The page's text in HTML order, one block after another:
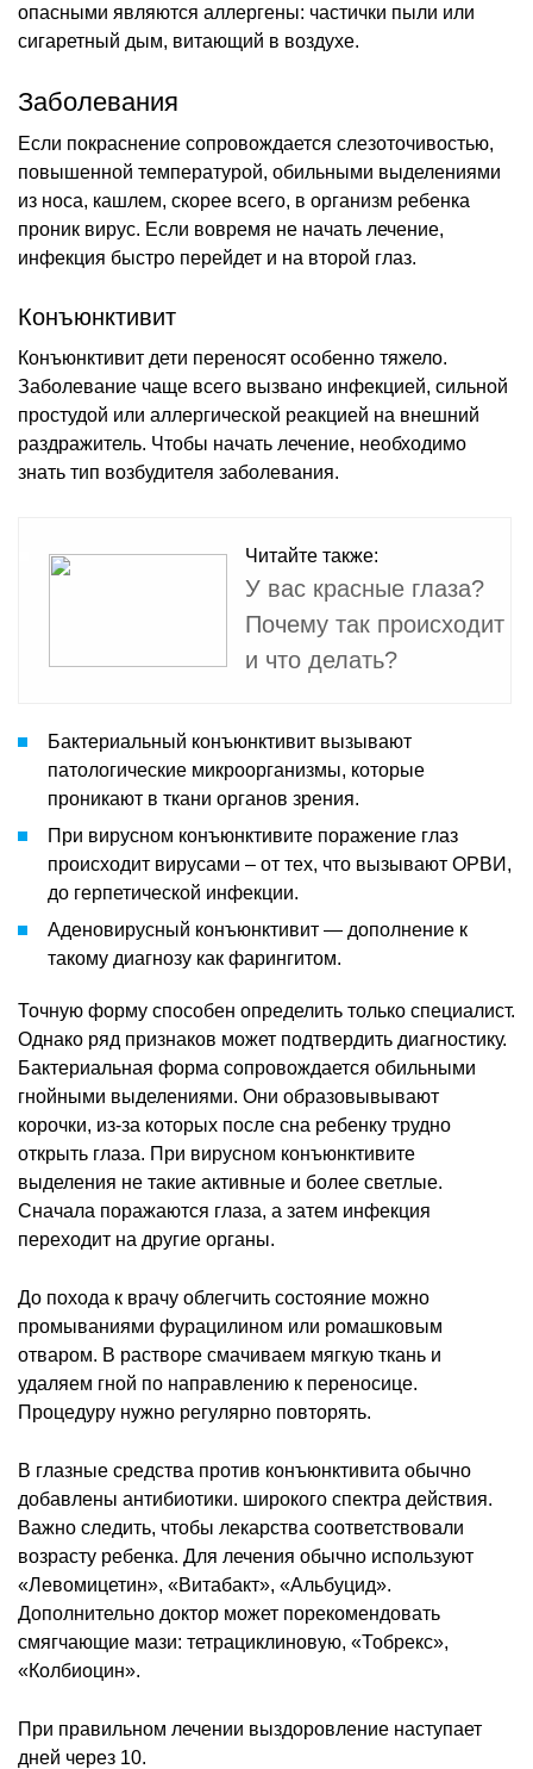
опасными являются аллергены: частички пыли или
сигаретный дым, витающий в воздухе.
Заболевания
Если покраснение сопровождается слезоточивостью,
повышенной температурой, обильными выделениями
из носа, кашлем, скорее всего, в организм ребенка
проник вирус. Если вовремя не начать лечение,
инфекция быстро перейдет и на второй глаз.
Конъюнктивит
Конъюнктивит дети переносят особенно тяжело.
Заболевание чаще всего вызвано инфекцией, сильной
простудой или аллергической реакцией на внешний
раздражитель. Чтобы начать лечение, необходимо
знать тип возбудителя заболевания.
Читайте также:
У вас красные глаза?
Почему так происходит
и что делать?
Бактериальный конъюнктивит вызывают
патологические микроорганизмы, которые
проникают в ткани органов зрения.
При вирусном конъюнктивите поражение глаз
происходит вирусами – от тех, что вызывают ОРВИ,
до герпетической инфекции.
Аденовирусный конъюнктивит — дополнение к
такому диагнозу как фарингитом.
Точную форму способен определить только специалист.
Однако ряд признаков может подтвердить диагностику.
Бактериальная форма сопровождается обильными
гнойными выделениями. Они образовывывают
корочки, из-за которых после сна ребенку трудно
открыть глаза. При вирусном конъюнктивите
выделения не такие активные и более светлые.
Сначала поражаются глаза, а затем инфекция
переходит на другие органы.
До похода к врачу облегчить состояние можно
промываниями фурацилином или ромашковым
отваром. В растворе смачиваем мягкую ткань и
удаляем гной по направлению к переносице.
Процедуру нужно регулярно повторять.
В глазные средства против конъюнктивита обычно
добавлены антибиотики. широкого спектра действия.
Важно следить, чтобы лекарства соответствовали
возрасту ребенка. Для лечения обычно используют
«Левомицетин», «Витабакт», «Альбуцид».
Дополнительно доктор может порекомендовать
смягчающие мази: тетрациклиновую, «Тобрекс»,
«Колбиоцин».
При правильном лечении выздоровление наступает
дней через 10.